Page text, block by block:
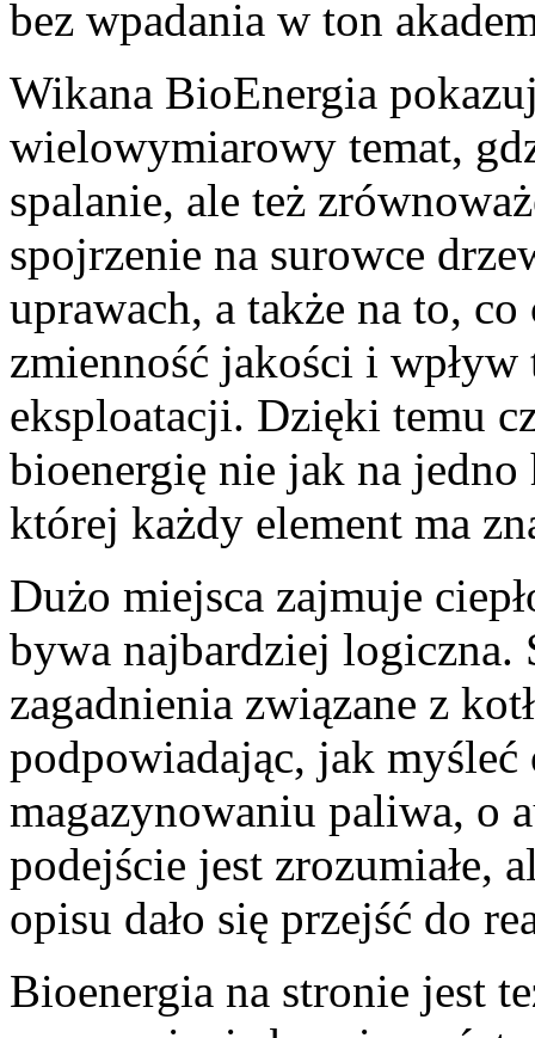
bez wpadania w ton
Wikana BioEnergia
wielowymiarowy temat,
spalanie, ale też
spojrzenie na surowce
uprawach, a także na to,
zmienność jakości i
eksploatacji. Dzięki temu
bioenergię nie jak na
której każdy element ma
Dużo miejsca zajmuje
bywa najbardziej logiczna.
zagadnienia związane z
podpowiadając, jak
magazynowaniu paliwa, o
podejście jest zrozumiałe,
opisu dało się przejść do
Bioenergia na stronie jest